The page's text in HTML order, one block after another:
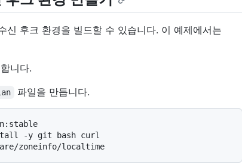
후크 환경을 빌드할 수 있습니다. 이 예제에서는
합니다.
파일을 만듭니다.
-y git bash curl
zoneinfo/localtime